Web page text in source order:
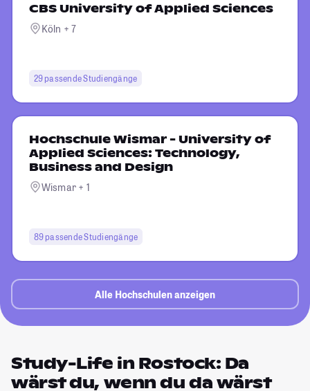
CBS University of Applied Sciences
Köln + 7
29 passende Studiengänge
Hochschule Wismar - University of
Applied Sciences: Technology,
Business and Design
Wismar + 1
89 passende Studiengänge
Alle Hochschulen anzeigen
Study-Life in Rostock: Da
wärst du, wenn du da wärst